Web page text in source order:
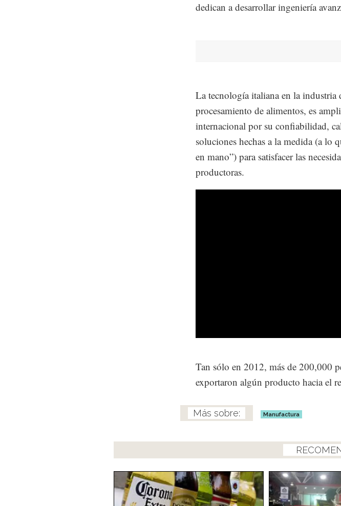
dedican a desarrollar ingeniería
La tecnología italiana en la industria
procesamiento de alimentos, es
internacional por su confiabilidad,
soluciones hechas a la medida (a lo
en mano”) para satisfacer las
productoras.
Tan sólo en 2012, más de 200,000
exportaron algún producto hacia el
Manufactura